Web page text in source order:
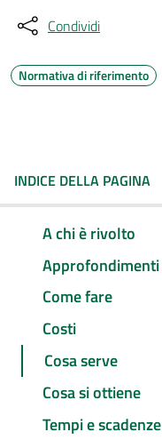
Condividi
Normativa di riferimento
INDICE DELLA PAGINA
A chi è rivolto
Approfondimenti
Come fare
Costi
Cosa serve
Cosa si ottiene
Tempi e scadenze